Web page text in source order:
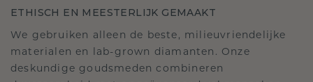
ETHISCH EN MEESTERLIJK GEMAAKT
We gebruiken alleen de beste, milieuvriendelijke
materialen en lab-grown diamanten. Onze
deskundige goudsmeden combineren